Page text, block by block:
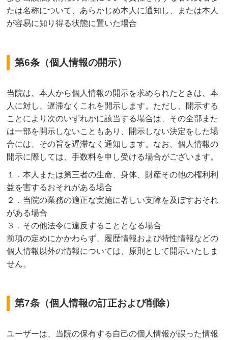
たは名称について、あらかじめ本人に通知し、または本人
が容易に知り得る状態に置いた場合
第6条（個人情報の開示）
当院は、本人から個人情報の開示を求められたときは、本
人に対し、遅滞なくこれを開示します。ただし、開示する
ことにより次のいずれかに該当する場合は、その全部また
は一部を開示しないこともあり、開示しない決定をした場
合には、その旨を遅滞なく通知します。なお、個人情報の
開示に際しては、手数料を申し受ける場合がございます。
１．本人または第三者の生命、身体、財産その他の権利利
益を害するおそれがある場合
２．当院の業務の適正な実施に著しい支障を及ぼすおそれ
がある場合
３．その他法令に違反することとなる場合
前項の定めにかかわらず、履歴情報および特性情報などの
個人情報以外の情報については、原則として開示いたしま
せん。
第7条（個人情報の訂正および削除）
ユーザーは、当院の保有する自己の個人情報が誤った情報